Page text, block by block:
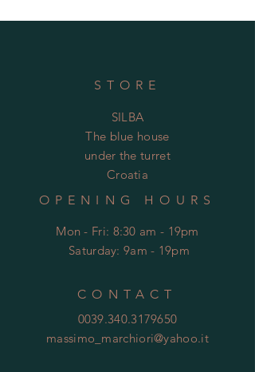
STORE
SILBA
The blue house
under the turret
Croatia
OPENING HOURS
Mon - Fri: 8:30 am - 19pm
Saturday: 9am - 19pm
CONTACT
0039.340.3179650
massimo_marchiori@yahoo.it